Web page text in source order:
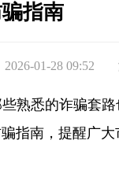
指南
01-28 09:52
熟悉的诈骗套
指南，提醒广